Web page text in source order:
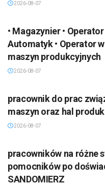
2026-08-07
• Magazynier •
Automatyk • Operator
maszyn produkcyjnych
2026-08-07
pracownik do prac
maszyn oraz hal
2026-08-07
pracowników na różne
pomocników po
SANDOMIERZ